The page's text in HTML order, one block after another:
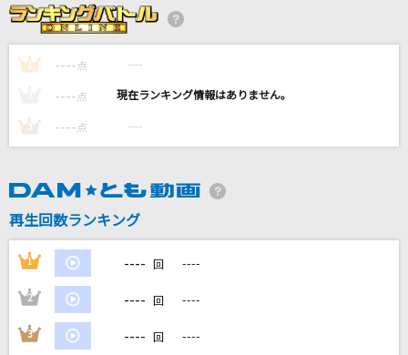
夏色
ゆず
Official髭男dism
初星学園
[良音]幸福論
椎名林檎
ずっと真夜中でいいのに。
1 ---- 点 ----
---- 点 ----
3 ---- 点 ----
再生回数ランキング
1 ---- 回 ----
2 ---- 回 ----
3 ---- 回 ----